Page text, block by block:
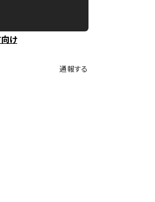
け
通報する